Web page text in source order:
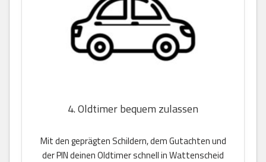
4. Oldtimer bequem zulassen
Mit den geprägten Schildern, dem Gutachten und
der PIN deinen Oldtimer schnell in Wattenscheid